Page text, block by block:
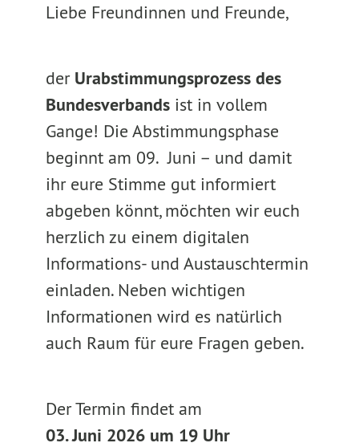
Liebe Freundinnen und Freunde,
der Urabstimmungsprozess des
Bundesverbandsist in vollem
Gange! Die Abstimmungsphase
beginnt am 09. Juni – und damit
ihr eure Stimme gut informiert
abgeben könnt, möchten wir euch
herzlich zu einem digitalen
Informations- und Austauschtermin
einladen. Neben wichtigen
Informationen wird es natürlich
auch Raum für eure Fragen geben.
Der Termin findet am
03. Juni 2026 um 19 Uhr